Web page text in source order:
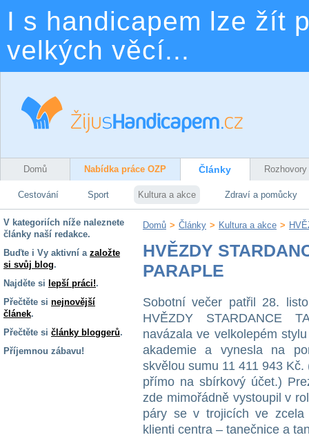
I s handicapem lze žít
velkých věcí...
Domů Nabídka práce OZP Články Rozhovory
Cestování Sport Kultura a akce Zdraví a pomůcky
V kategoriích níže naleznete
články naší redakce.
Buďte i Vy aktivní a založte
si svůj blog.
Najděte si lepší práci!.
Přečtěte si nejnovější
článek.
Přečtěte si články bloggerů.
Příjemnou zábavu!
Domů > Články > Kultura a akce >
HVĚZDY
PARAPLE
Sobotní večer patřil 28.
HVĚZDY STARDANCE
navázala ve velkolepém
akademie a vynesla na
skvělou sumu 11 411 943
přímo na sbírkový účet.)
zde mimořádně vystoupil v
páry se v trojicích ve zcela
klienti centra – tanečnice a